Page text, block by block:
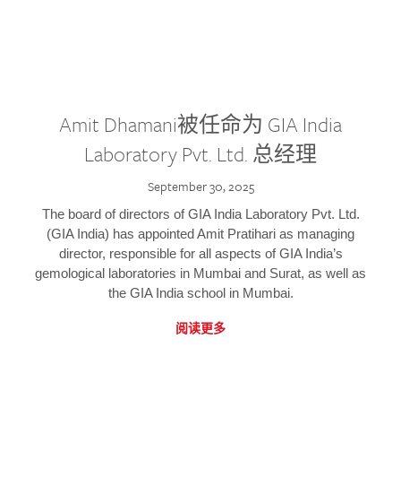
Amit Dhamani被任命为 GIA India
Laboratory Pvt. Ltd. 总经理
September 30, 2025
The board of directors of GIA India Laboratory Pvt. Ltd.
(GIA India) has appointed Amit Pratihari as managing
director, responsible for all aspects of GIA India’s
gemological laboratories in Mumbai and Surat, as well as
the GIA India school in Mumbai.
阅读更多